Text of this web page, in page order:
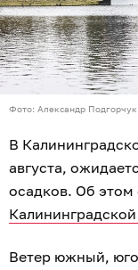
Фото: Александр
В
августа,
осадков. Об
Ветер южный,